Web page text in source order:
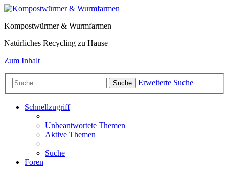
Kompostwürmer & Wurmfarmen
Natürliches Recycling zu Hause
Zum Inhalt
Suche Erweiterte Suche
Schnellzugriff
Unbeantwortete Themen
Aktive Themen
Suche
Foren